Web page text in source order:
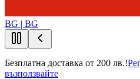
BG | BG
Безплатна доставка от 200 лв.!
възползвайте